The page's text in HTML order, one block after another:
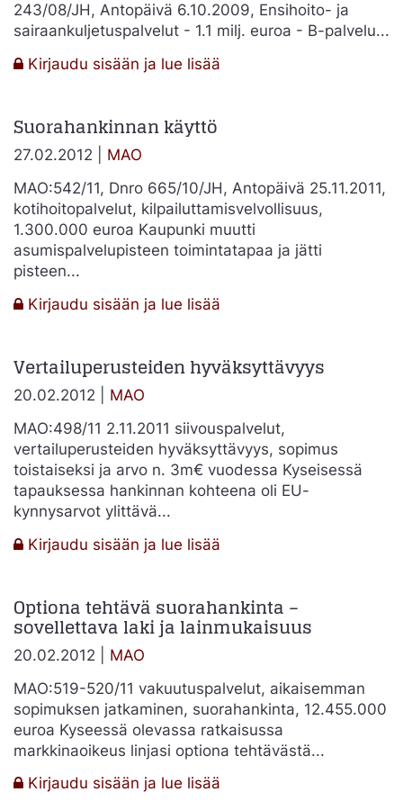
243/08/JH, Antopäivä 6.10.2009, Ensihoito- ja
sairaankuljetuspalvelut - 1.1 milj. euroa - B-palvelu...
Kirjaudu sisään ja lue lisää
hintavertailu
Suorahankinnan käyttö
27.02.2012 | MAO
MAO:542/11, Dnro 665/10/JH, Antopäivä 25.11.2011,
kotihoitopalvelut, kilpailuttamisvelvollisuus,
1.300.000 euroa Kaupunki muutti
asumispalvelupisteen toimintatapaa ja jätti
pisteen...
Kirjaudu sisään ja lue lisää
Vertailuperusteiden hyväksyttävyys
20.02.2012 | MAO
MAO:498/11 2.11.2011 siivouspalvelut,
vertailuperusteiden hyväksyttävyys, sopimus
toistaiseksi ja arvo n. 3m€ vuodessa Kyseisessä
tapauksessa hankinnan kohteena oli EU-
kynnysarvot ylittävä...
Kirjaudu sisään ja lue lisää
Optiona tehtävä suorahankinta –
sovellettava laki ja lainmukaisuus
20.02.2012 | MAO
MAO:519-520/11 vakuutuspalvelut, aikaisemman
sopimuksen jatkaminen, suorahankinta, 12.455.000
euroa Kyseessä olevassa ratkaisussa
markkinaoikeus linjasi optiona tehtävästä...
Kirjaudu sisään ja lue lisää